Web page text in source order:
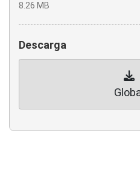
8.26 MB
Descarga